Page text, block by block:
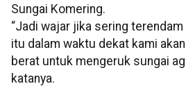
Sungai Komering.
“Jadi wajar jika sering terendam
itu dalam waktu dekat kami
berat untuk mengeruk sungai
katanya.